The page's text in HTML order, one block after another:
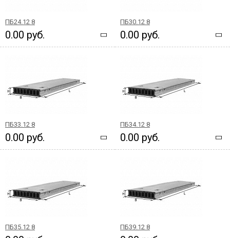
ПБ24.12 8
0.00 руб.
ПБ30.12 8
0.00 руб.
ПБ33.12 8
0.00 руб.
ПБ34.12 8
0.00 руб.
ПБ35.12 8 ПБ39.12 8